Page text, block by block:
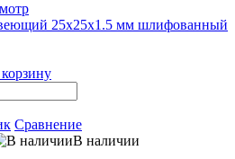
25х25х1.5 мм шлифованный
Сравнение
В наличии